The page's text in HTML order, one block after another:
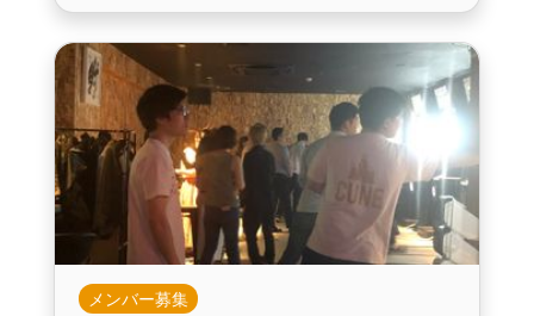
メンバー募集